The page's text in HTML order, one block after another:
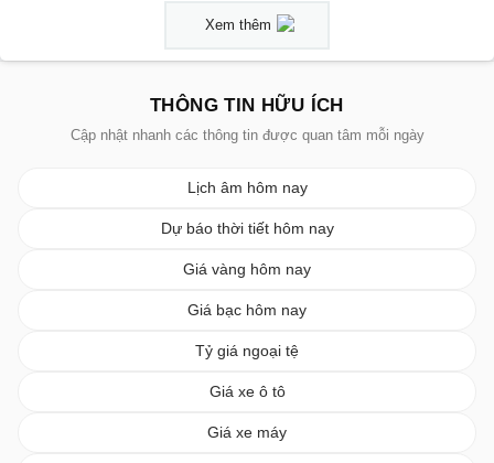
Xem thêm
THÔNG TIN HỮU ÍCH
Cập nhật nhanh các thông tin được quan tâm mỗi ngày
Lịch âm hôm nay
Dự báo thời tiết hôm nay
Giá vàng hôm nay
Giá bạc hôm nay
Tỷ giá ngoại tệ
Giá xe ô tô
Giá xe máy